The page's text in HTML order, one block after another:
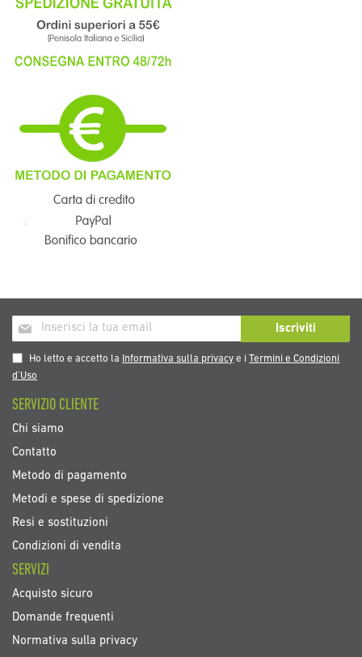
Iscriviti
alla
nostra
Newsletter:
Iscriviti
Ho letto e accetto la Informativa sulla privacy e iTermini e Condizioni
d’Uso
SERVIZIO CLIENTE
Chi siamo
Contatto
Metodo di pagamento
Metodi e spese di spedizione
Resi e sostituzioni
Condizioni di vendita
SERVIZI
Acquisto sicuro
Domande frequenti
Normativa sulla privacy